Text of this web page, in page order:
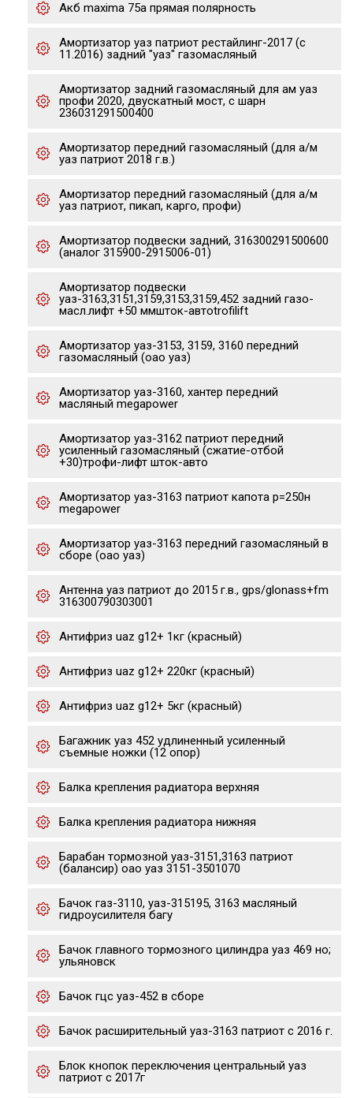
Акб maxima 75a прямая полярность
Амортизатор уаз патриот рестайлинг-2017 (с
11.2016) задний "уаз" газомасляный
Амортизатор задний газомасляный для ам уаз
профи 2020, двускатный мост, с шарн
236031291500400
Амортизатор передний газомасляный (для а/м
уаз патриот 2018 г.в.)
Амортизатор передний газомасляный (для а/м
уаз патриот, пикап, карго, профи)
Амортизатор подвески задний, 316300291500600
(аналог 315900-2915006-01)
Амортизатор подвески
уаз-3163,3151,3159,3153,3159,452 задний газо-
масл.лифт +50 ммшток-автоtrofilift
Амортизатор уаз-3153, 3159, 3160 передний
газомасляный (оао уаз)
Амортизатор уаз-3160, хантер передний
масляный megapower
Амортизатор уаз-3162 патриот передний
усиленный газомасляный (сжатие-отбой
+30)трофи-лифт шток-авто
Амортизатор уаз-3163 патриот капота р=250н
megapower
Амортизатор уаз-3163 передний газомасляный в
сборе (оао уаз)
Антенна уаз патриот до 2015 г.в., gps/glonass+fm
316300790303001
Антифриз uaz g12+ 1кг (красный)
Антифриз uaz g12+ 220кг (красный)
Антифриз uaz g12+ 5кг (красный)
Багажник уаз 452 удлиненный усиленный
съемные ножки (12 опор)
Балка крепления радиатора верхняя
Балка крепления радиатора нижняя
Барабан тормозной уаз-3151,3163 патриот
(балансир) оао уаз 3151-3501070
Бачок газ-3110, уаз-315195, 3163 масляный
гидроусилителя багу
Бачок главного тормозного цилиндра уаз 469 но;
ульяновск
Бачок гцс уаз-452 в сборе
Бачок расширительный уаз-3163 патриот с 2016 г.
Блок кнопок переключения центральный уаз
патриот с 2017г